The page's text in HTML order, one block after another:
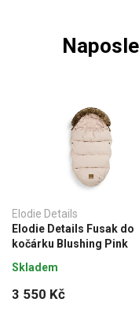
Elodie Details
Elodie Details Fusak do
kočárku Blushing Pink
3 550 Kč
Skladem